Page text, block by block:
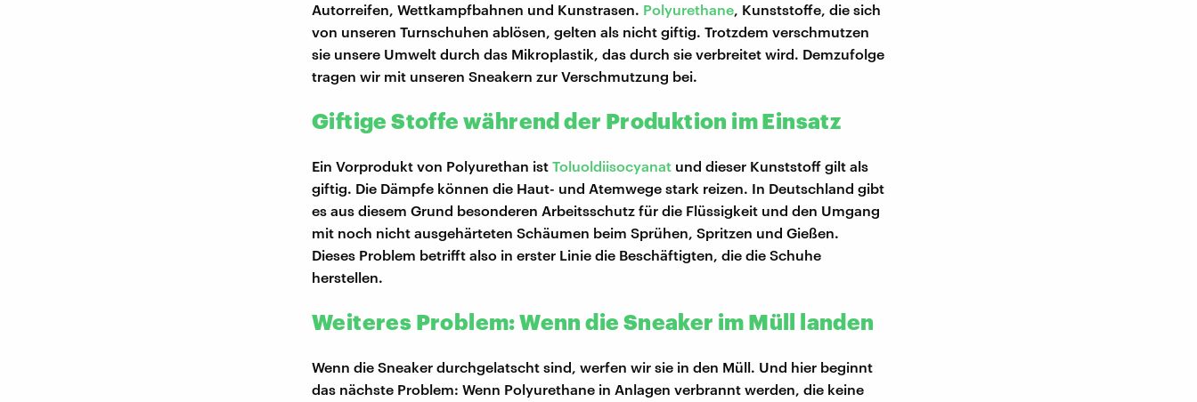
Autorreifen, Wettkampfbahnen und Kunstrasen. Polyurethane, Kunststoffe, die sich
von unseren Turnschuhen ablösen, gelten als nicht giftig. Trotzdem verschmutzen
sie unsere Umwelt durch das Mikroplastik, das durch sie verbreitet wird. Demzufolge
tragen wir mit unseren Sneakern zur Verschmutzung bei.
Giftige Stoffe während der Produktion im Einsatz
Ein Vorprodukt von Polyurethan ist Toluoldiisocyanat und dieser Kunststoff gilt als
giftig. Die Dämpfe können die Haut- und Atemwege stark reizen. In Deutschland gibt
es aus diesem Grund besonderen Arbeitsschutz für die Flüssigkeit und den Umgang
mit noch nicht ausgehärteten Schäumen beim Sprühen, Spritzen und Gießen.
Dieses Problem betrifft also in erster Linie die Beschäftigten, die die Schuhe
herstellen.
Weiteres Problem: Wenn die Sneaker im Müll landen
Wenn die Sneaker durchgelatscht sind, werfen wir sie in den Müll. Und hier beginnt
das nächste Problem: Wenn Polyurethane in Anlagen verbrannt werden, die keine